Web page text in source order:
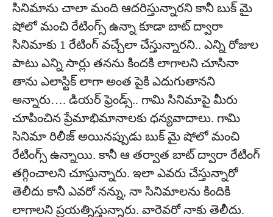
సినిమాను చాలా మంది ఆద‌రిస్తున్నార‌ని కానీ బుక్ మై
షోలో మంచి రేటింగ్స్ ఉన్నా కూడా బాట్ ద్వారా
సినిమాకు 1 రేటింగ్ వ‌చ్చేలా చేస్తున్నార‌ని.. ఎన్ని రోజుల
పాటు ఎన్ని సార్లు త‌న‌ను కింద‌కి లాగాలని చూసినా
తాను ఎలాస్టిక్ లాగా అంత పైకి ఎదుగుతాన‌ని
అన్నారు…. డియ‌ర్ ఫ్రెండ్స్.. గామి సినిమాపై మీరు
చూపించిన ప్రేమాభిమానాల‌కు ధ‌న్య‌వాదాలు. గామి
సినిమా రిలీజ్ అయిన‌ప్పుడు బుక్ మై షోలో మంచి
రేటింగ్స్ ఉన్నాయి. కానీ ఆ త‌ర్వాత బాట్ ద్వారా రేటింగ్
తగ్గించాల‌ని చూస్తున్నారు. ఇలా ఎవ‌రు చేస్తున్నారో
తెలీదు కానీ ఎవ‌రో న‌న్ను, నా సినిమాల‌ను కిందికి
లాగాల‌ని ప్ర‌య‌త్నిస్తున్నారు. వారెవ‌రో నాకు తెలీదు.